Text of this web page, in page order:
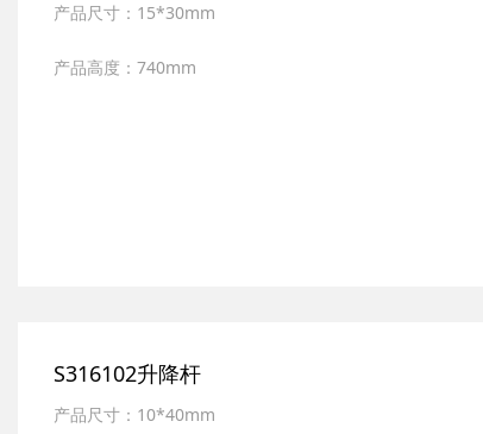
产品尺寸：15*30mm
产品高度：740mm
S316102升降杆
产品尺寸：10*40mm